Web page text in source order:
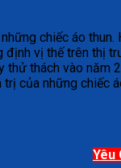
chiếc áo
vị thế trên thị
thách vào năm
của những chiếc
Yêu